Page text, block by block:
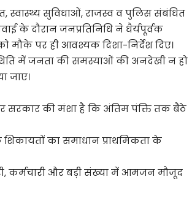
सुविधाओं, राजस्व व पुलिस संबंधित
के दौरान जनप्रतिनिधि ने धैर्यपूर्वक
मौके पर ही आवश्यक दिशा-निर्देश दिए।
में जनता की समस्याओं की अनदेखी न हो
जाए।
सरकार की मंशा है कि अंतिम पंक्ति तक बैठे
का समाधान प्राथमिकता के
कर्मचारी और बड़ी संख्या में आमजन मौजूद